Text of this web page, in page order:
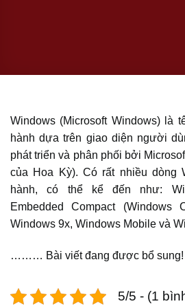
Windows (Microsoft Windows) là
hành dựa trên giao diện người
phát triển và phân phối bởi
của Hoa Kỳ). Có rất nhiều dòng
hành, có thể kể đến như:
Embedded Compact (Windows
Windows 9x, Windows Mobile và
……… Bài viết đang được bổ sung!
5/5 - (1